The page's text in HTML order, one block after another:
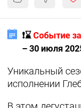
❗️⌛️Событие
– 30 июля
Уникальный
исполнении